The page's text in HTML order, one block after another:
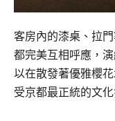
客房內的漆桌、拉
都完美互相呼應，
以在散發著優雅櫻
受京都最正統的文化